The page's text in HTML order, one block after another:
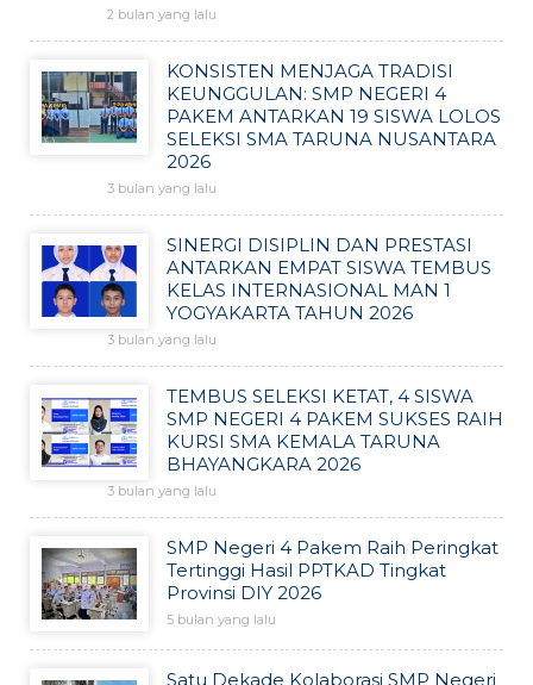
2 bulan yang lalu
KONSISTEN MENJAGA TRADISI
KEUNGGULAN: SMP NEGERI 4
PAKEM ANTARKAN 19 SISWA LOLOS
SELEKSI SMA TARUNA NUSANTARA
2026
3 bulan yang lalu
SINERGI DISIPLIN DAN PRESTASI
ANTARKAN EMPAT SISWA TEMBUS
KELAS INTERNASIONAL MAN 1
YOGYAKARTA TAHUN 2026
3 bulan yang lalu
TEMBUS SELEKSI KETAT, 4 SISWA
SMP NEGERI 4 PAKEM SUKSES RAIH
KURSI SMA KEMALA TARUNA
BHAYANGKARA 2026
3 bulan yang lalu
SMP Negeri 4 Pakem Raih Peringkat
Tertinggi Hasil PPTKAD Tingkat
Provinsi DIY 2026
5 bulan yang lalu
Satu Dekade Kolaborasi SMP Negeri